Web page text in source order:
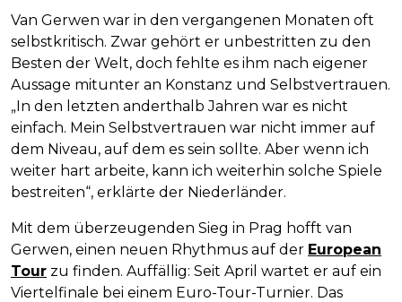
Van Gerwen war in den vergangenen Monaten oft
selbstkritisch. Zwar gehört er unbestritten zu den
Besten der Welt, doch fehlte es ihm nach eigener
Aussage mitunter an Konstanz und Selbstvertrauen.
„In den letzten anderthalb Jahren war es nicht
einfach. Mein Selbstvertrauen war nicht immer auf
dem Niveau, auf dem es sein sollte. Aber wenn ich
weiter hart arbeite, kann ich weiterhin solche Spiele
bestreiten“, erklärte der Niederländer.
Mit dem überzeugenden Sieg in Prag hofft van
Gerwen, einen neuen Rhythmus auf der European
Tour zu finden. Auffällig: Seit April wartet er auf ein
Viertelfinale bei einem Euro-Tour-Turnier. Das